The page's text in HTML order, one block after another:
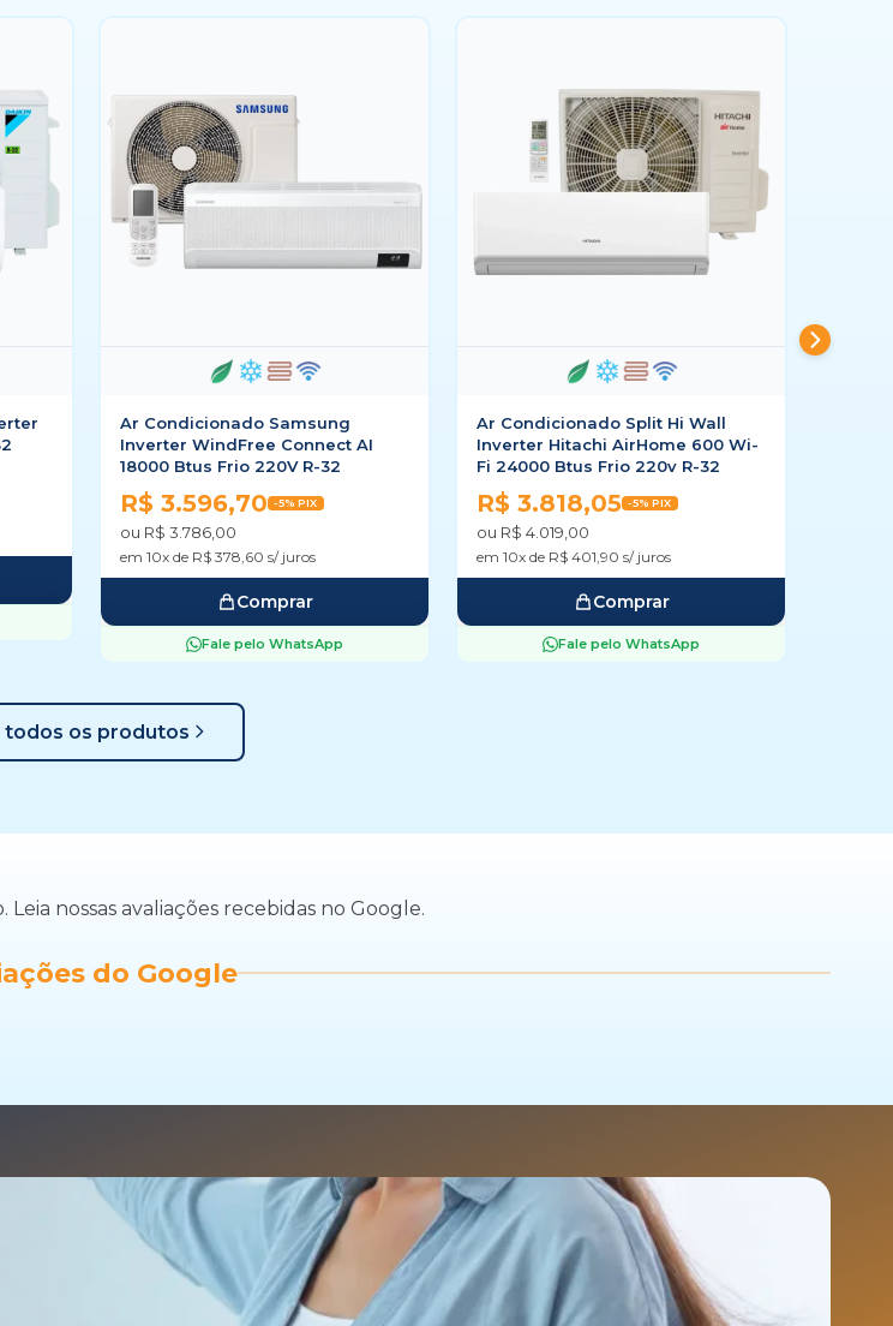
Ar Condicionado Split Hi Wall
Inverter Hitachi AirHome 600 Wi-
Fi 24000 Btus Frio 220v R-32
R$ 3.818,05 -5% PIX
ou R$ 4.019,00
em 10x de R$ 401,90 s/ juros
Comprar
Fale pelo WhatsApp
Ar Condicionado Daikin Inverter
Full 18000 Btus Frio 220v R-32
R$ 4.625,55
ou R$ 4.869,00
em 10x de R$ 486,90 s/ juros
Comprar
todos os produtos
nossas avaliações recebidas no Google.
do Google